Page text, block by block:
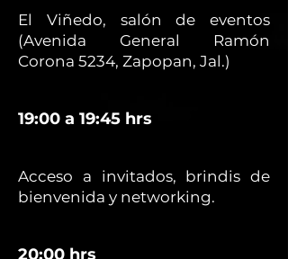
El Viñedo, salón de eventos
(Avenida General Ramón
Corona 5234, Zapopan, Jal.)
19:00 a 19:45 hrs
Acceso a invitados, brindis de
bienvenida y networking.
20:00 hrs